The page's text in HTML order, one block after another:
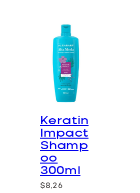
Keratin
Impact
Shamp
oo
300ml
$8,26